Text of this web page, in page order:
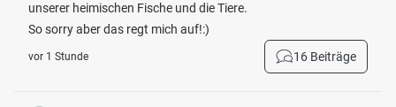
unserer heimischen Fische und die Tiere.
So sorry aber das regt mich auf!:)
vor 1 Stunde 16 Beiträge